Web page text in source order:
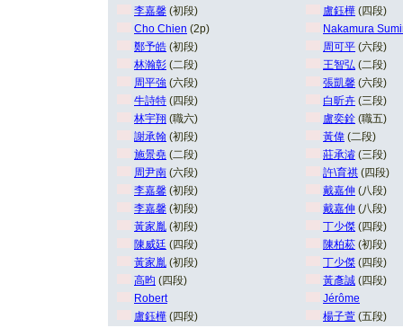
李嘉馨 (初段) 盧鈺樺 (四段)
Cho Chien (2p)
Nakamura
鄭予皓 (初段) 周可平 (六段)
林瀚彰 (二段) 王智弘 (二段)
周平強 (六段) 張凱馨 (六段)
牛詩特 (四段) 白昕卉 (三段)
林宇翔 (職六) 盧奕銓 (職五)
謝承翰 (初段) 黃偉 (二段)
施景堯 (二段) 莊承濬 (三段)
周尹南 (六段) 許\育祺 (四段)
李嘉馨 (初段) 戴嘉伸 (八段)
李嘉馨 (初段) 戴嘉伸 (八段)
黃家胤 (初段) 丁少傑 (四段)
陳威廷 (四段) 陳柏菘 (初段)
黃家胤 (初段) 丁少傑 (四段)
高昀 (四段) 黃彥誠 (四段)
Robert
Jérôme
盧鈺樺 (四段) 楊子萱 (五段)